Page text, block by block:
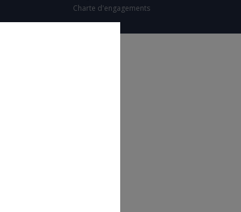
Charte d'engagements